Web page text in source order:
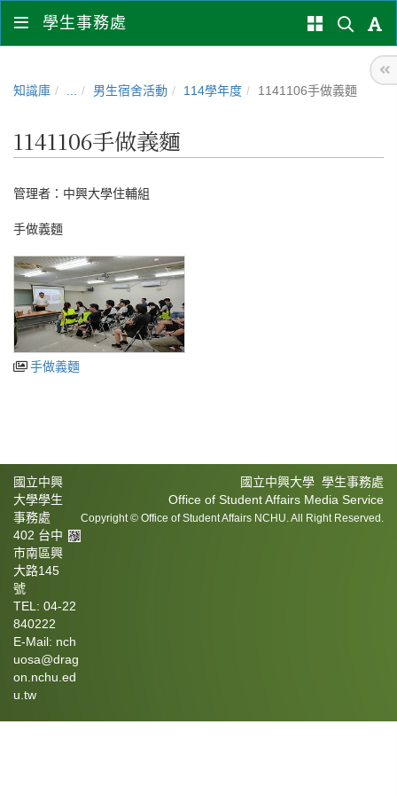
學生事務處
知識庫 男生宿舍活動 114學年度 1141106手做義麵
1141106手做義麵
管理者： 中興大學住輔組
手做義麵
手做義麵
國立中興大學 學生事務處
Office of Student Affairs Media Service
Copyright © Office of Student Affairs NCHU. All Right Reserved.
國立中興
大學學生
事務處
402 台中
市南區興
大路145
號
TEL: 04-22
840222
E-Mail: nch
uosa@drag
on.nchu.ed
u.tw